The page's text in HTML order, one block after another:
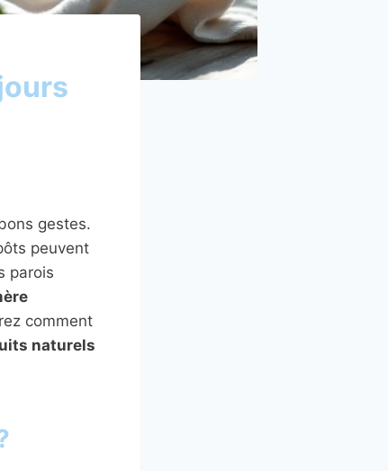
gestes.
peuvent
parois
comment
naturels